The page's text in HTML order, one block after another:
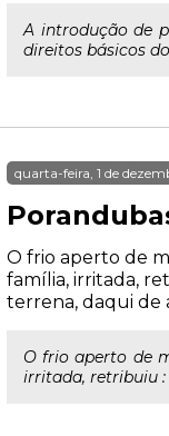
A introdução de
direitos básicos
quarta-feira, 1 de
O frio aperto de
família, irritada,
terrena, daqui de
O frio aperto de
irritada, retribuiu :